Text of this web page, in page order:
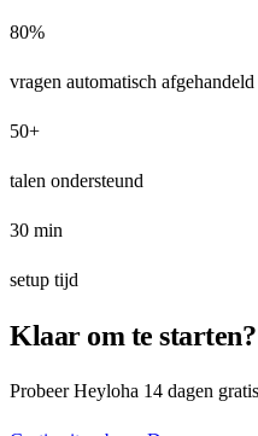
80%
vragen automatisch afgehandeld
50+
talen ondersteund
30 min
setup tijd
Klaar om te starten?
Probeer Heyloha 14 dagen